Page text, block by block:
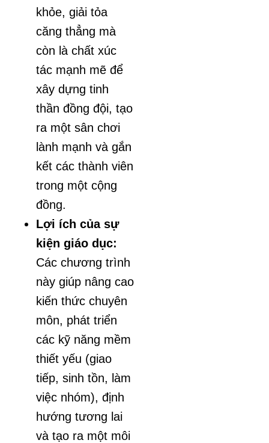
khỏe, giải tỏa
căng thẳng mà
còn là chất xúc
tác mạnh mẽ để
xây dựng tinh
thần đồng đội, tạo
ra một sân chơi
lành mạnh và gắn
kết các thành viên
trong một cộng
đồng.
Lợi ích của sự
kiện giáo dục:
Các chương trình
này giúp nâng cao
kiến thức chuyên
môn, phát triển
các kỹ năng mềm
thiết yếu (giao
tiếp, sinh tồn, làm
việc nhóm), định
hướng tương lai
và tạo ra một môi